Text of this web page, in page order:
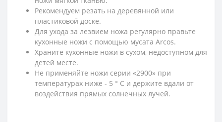
Рекомендуем резать на деревянной или
пластиковой доске.
Для ухода за лезвием ножа регулярно правьте
кухонные ножи с помощью мусата Arcos.
Храните кухонные ножи в сухом, недоступном для
детей месте.
Не применяйте ножи серии «2900» при
температурах ниже - 5 ° С и держите вдали от
воздействия прямых солнечных лучей.